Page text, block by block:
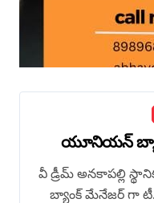
యూనియన్
వీ డ్రీమ్ అనకాపల్లి స్థానిక మెయిన్ రోడ్ లో గల యూనియన్
బ్యాంక్ మేనేజర్ గా